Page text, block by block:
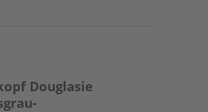
Douglasie